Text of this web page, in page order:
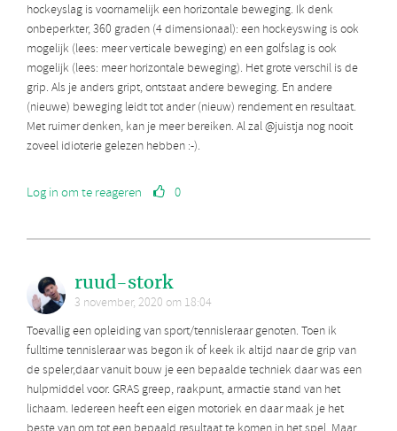
hockeyslag is voornamelijk een horizontale beweging. Ik denk
onbeperkter, 360 graden (4 dimensionaal): een hockeyswing is ook
mogelijk (lees: meer verticale beweging) en een golfslag is ook
mogelijk (lees: meer horizontale beweging). Het grote verschil is de
grip. Als je anders gript, ontstaat andere beweging. En andere
(nieuwe) beweging leidt tot ander (nieuw) rendement en resultaat.
Met ruimer denken, kan je meer bereiken. Al zal @juistja nog nooit
zoveel idioterie gelezen hebben :-).
Log in om te reageren 0
ruud-stork
3 november, 2020 om 18:04
Toevallig een opleiding van sport/tennisleraar genoten. Toen ik
fulltime tennisleraar was begon ik of keek ik altijd naar de grip van
de speler,daar vanuit bouw je een bepaalde techniek daar was een
hulpmiddel voor. GRAS greep, raakpunt, armactie stand van het
lichaam. Iedereen heeft een eigen motoriek en daar maak je het